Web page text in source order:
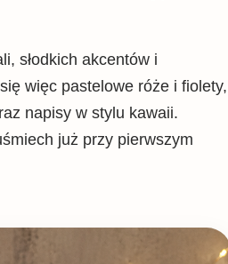
słodkich akcentów i
więc pastelowe róże i fiolety,
napisy w stylu kawaii.
już przy pierwszym